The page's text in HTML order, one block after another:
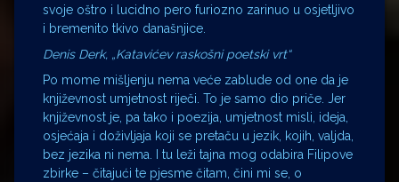
svoje oštro i lucidno pero furiozno zarinuo u osjetljivo
i bremenito tkivo današnjice.
Denis Derk, „Katavićev raskošni poetski vrt“
Po mome mišljenju nema veće zablude od one da je
književnost umjetnost riječi. To je samo dio priče. Jer
književnost je, pa tako i poezija, umjetnost misli, ideja,
osjećaja i doživljaja koji se pretaču u jezik, kojih, valjda,
bez jezika ni nema. I tu leži tajna mog odabira Filipove
zbirke – čitajući te pjesme čitam, čini mi se, o